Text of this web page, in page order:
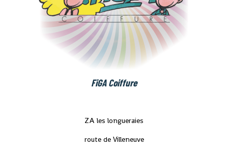
FiGA Coiffure
ZA les longueraies
route de Villeneuve